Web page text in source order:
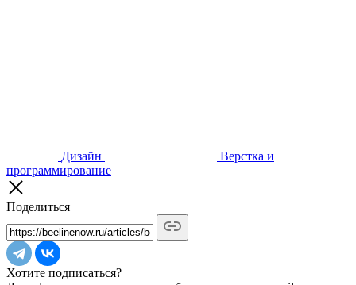
Дизайн
Верстка и
программирование
Поделиться
Хотите подписаться?